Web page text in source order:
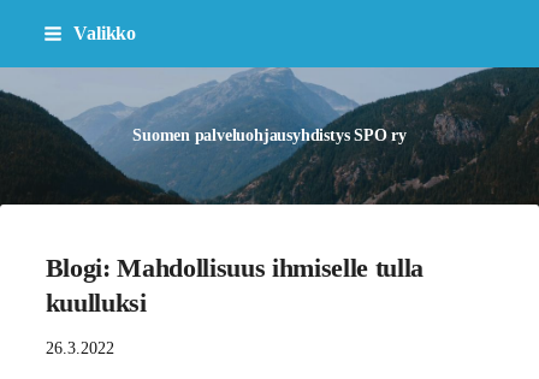
Siirry
Valikko
Suomen palveluohjausyhdistys SPO ry
Blogi: Mahdollisuus ihmiselle tulla
kuulluksi
26.3.2022